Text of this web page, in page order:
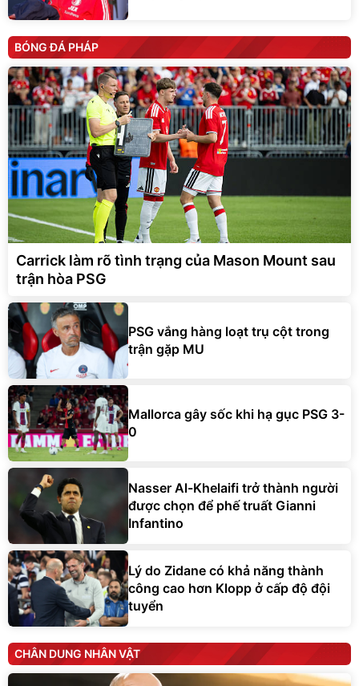
BÓNG ĐÁ PHÁP
Carrick làm rõ tình trạng của Mason Mount sau
trận hòa PSG
PSG vắng hàng loạt trụ cột trong
trận gặp MU
Mallorca gây sốc khi hạ gục PSG 3-
0
Nasser Al-Khelaifi trở thành người
được chọn để phế truất Gianni
Infantino
Lý do Zidane có khả năng thành
công cao hơn Klopp ở cấp độ đội
tuyển
CHÂN DUNG NHÂN VẬT